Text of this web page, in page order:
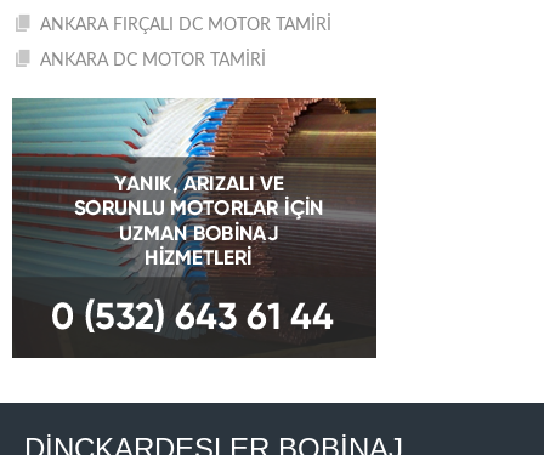
ANKARA FIRÇALI DC MOTOR TAMİRİ
ANKARA DC MOTOR TAMİRİ